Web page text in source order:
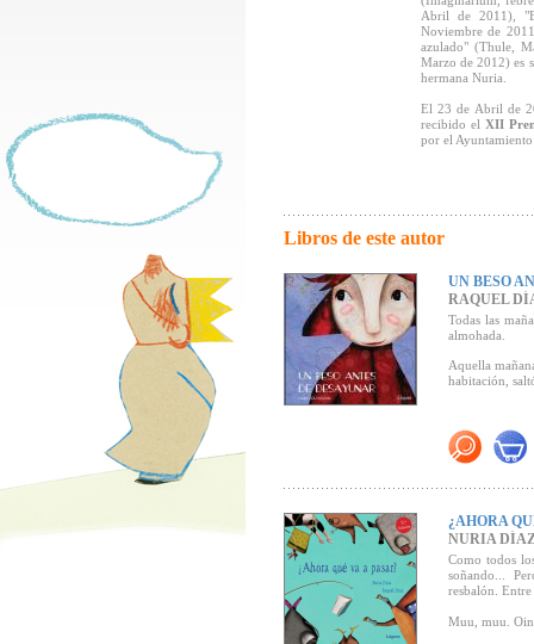
Abril de 2011),
Noviembre de
azulado" (Thule,
Marzo de 2012) es
hermana Nuria.
El 23 de Abril de
recibido el XII
por el
Libros de este autor
UN BESO
RAQUEL
Todas las
almohada.
Aquella
habitación,
ternura y la
¿AHORA
NURIA
Como todos
soñando...
resbalón.
Muu, muu.